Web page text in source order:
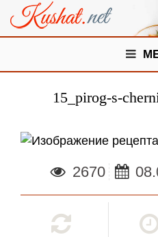
15_pirog-s-
2670